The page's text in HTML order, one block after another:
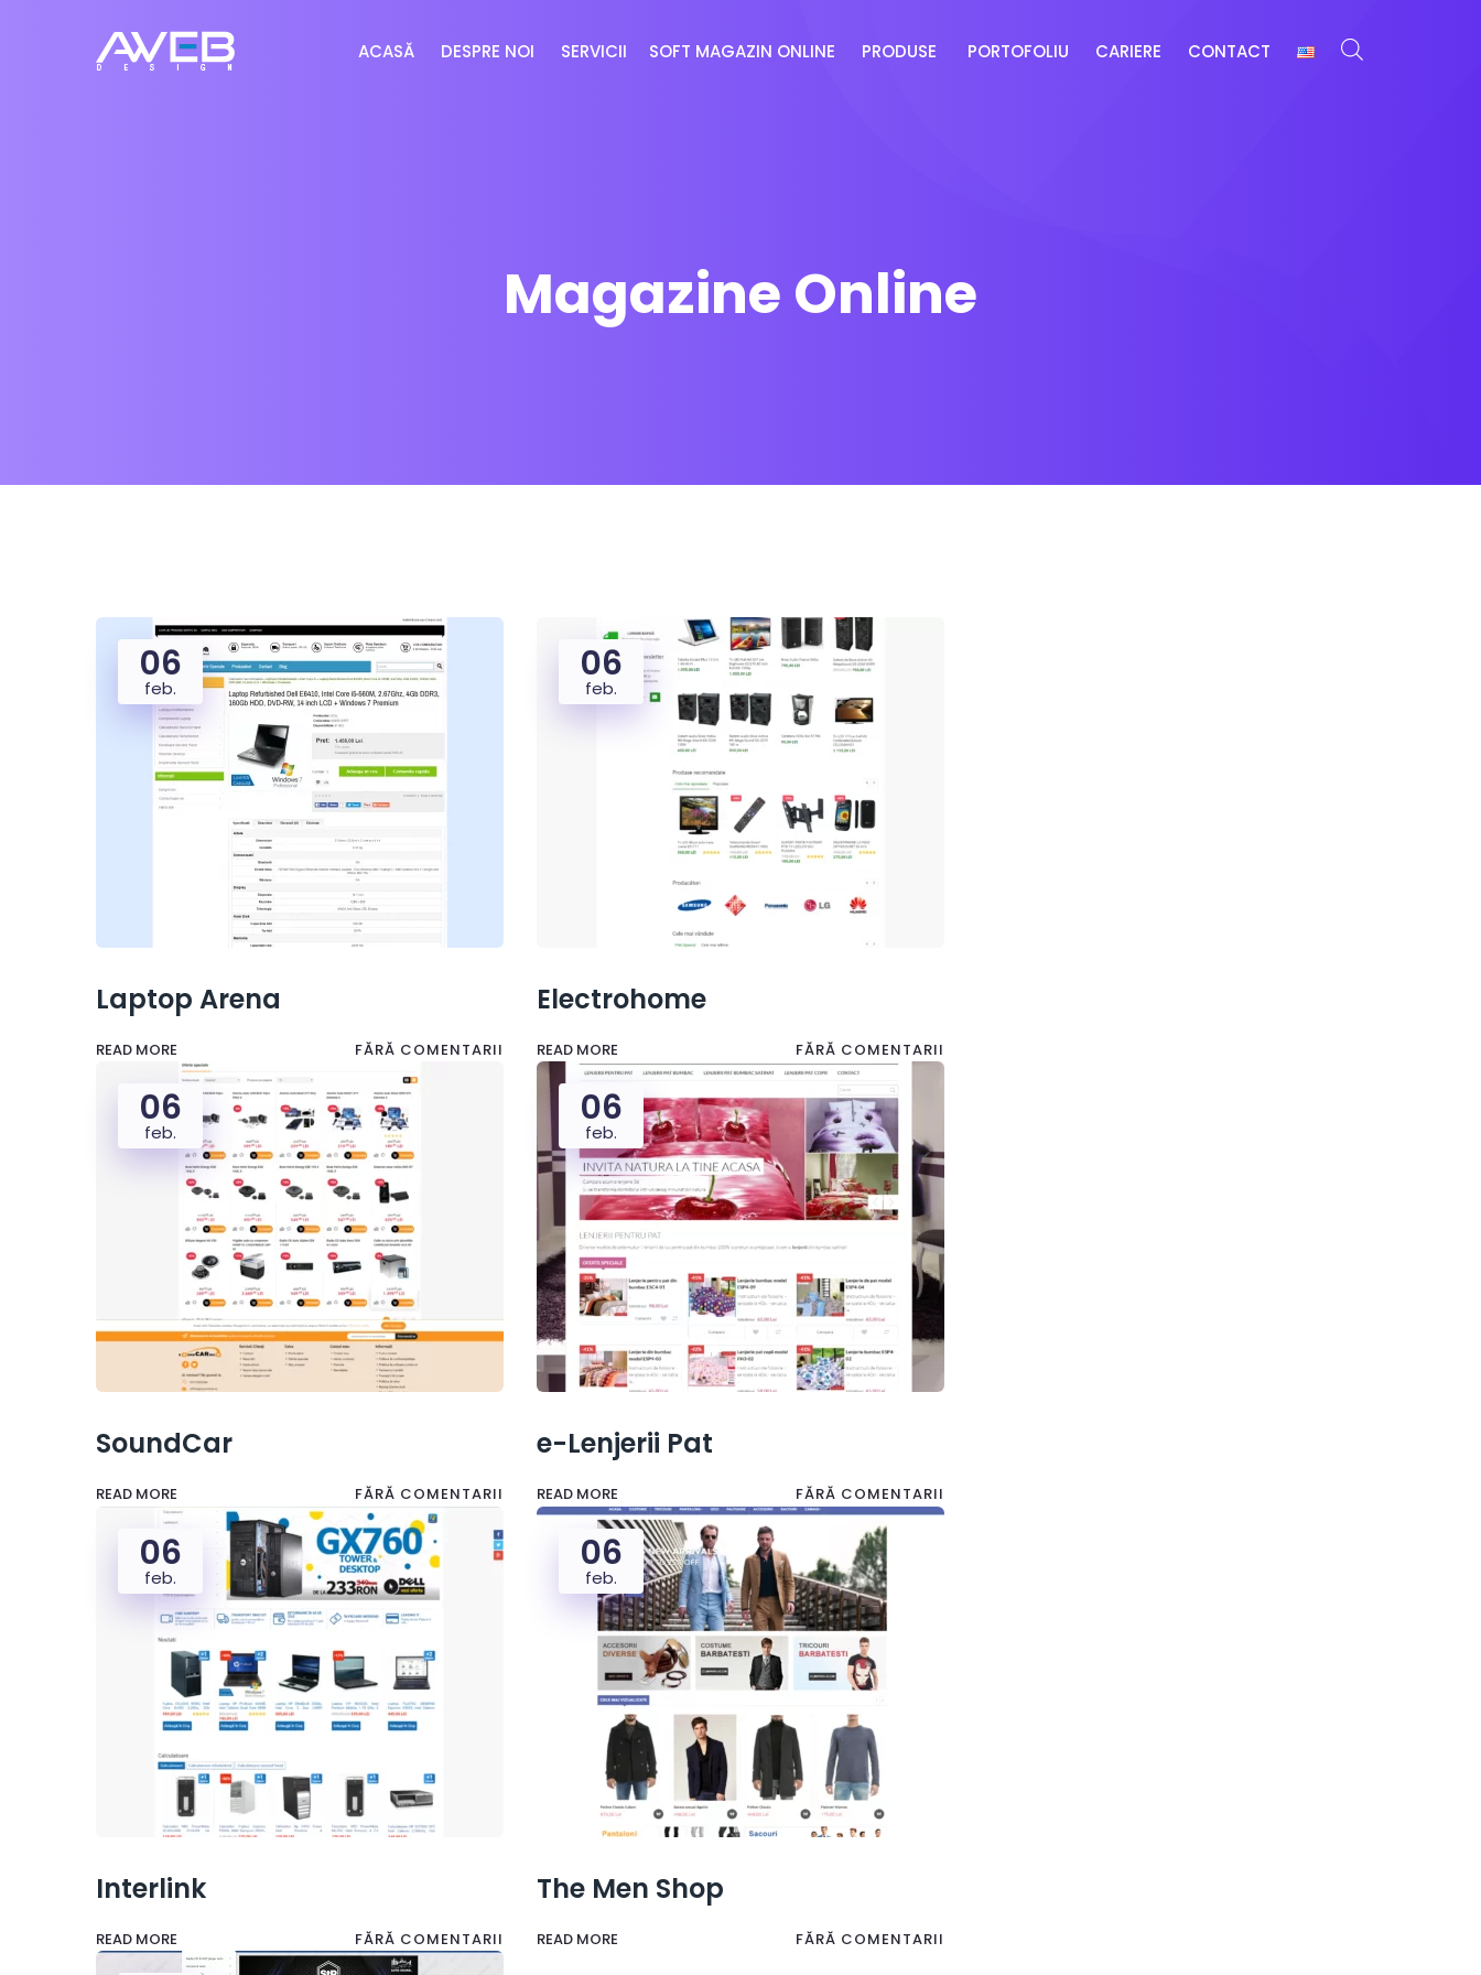
ACASĂ DESPRE NOI SERVICII SOFT MAGAZIN ONLINE PRODUSE PORTOFOLIU CARIERE CONTACT
Magazine Online
06
feb.
Laptop Arena
READ MORE FĂRĂ COMENTARII
06
feb.
Electrohome
READ MORE FĂRĂ COMENTARII
06
feb.
SoundCar
READ MORE FĂRĂ COMENTARII
06
feb.
e-Lenjerii Pat
READ MORE FĂRĂ COMENTARII
06
feb.
Interlink
READ MORE FĂRĂ COMENTARII
06
feb.
The Men Shop
READ MORE FĂRĂ COMENTARII